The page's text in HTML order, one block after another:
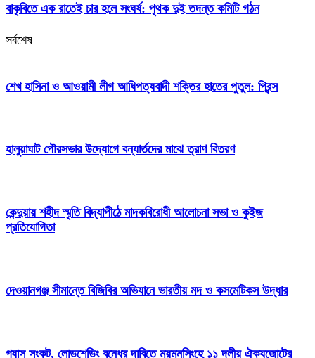
বাকৃবিতে এক রাতেই চার হলে সংঘর্ষ: পৃথক দুই তদন্ত কমিটি গঠন
সর্বশেষ
শেখ হাসিনা ও আওয়ামী লীগ আধিপত্যবাদী শক্তির হাতের পুতুল: প্রিন্স
হালুয়াঘাট পৌরসভার উদ্যোগে বন্যার্তদের মাঝে ত্রাণ বিতরণ
কেন্দুয়ায় শহীদ স্মৃতি বিদ্যাপীঠে মাদকবিরোধী আলোচনা সভা ও কুইজ
প্রতিযোগিতা
দেওয়ানগঞ্জ সীমান্তে বিজিবির অভিযানে ভারতীয় মদ ও কসমেটিকস উদ্ধার
গ্যাস সংকট, লোডশেডিং বন্ধের দাবিতে ময়মনসিংহে ১১ দলীয় ঐক্যজোটের